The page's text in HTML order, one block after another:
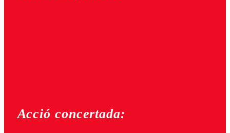
Acció concertada: